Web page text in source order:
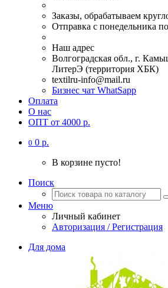
Заказы, обрабатываем
Отправка с понедельника
Наш адрес
Волгоградская обл., г.
ЛитерЭ (территория ХБК)
textilru-info@mail.ru
Бизнес чат WhatSapp
Оплата
О нас
ОПТ от 4000 р.
0 0 р.
В корзине пусто!
Поиск
Меню
Личный кабинет
Авторизация / Регистрация
Для дома